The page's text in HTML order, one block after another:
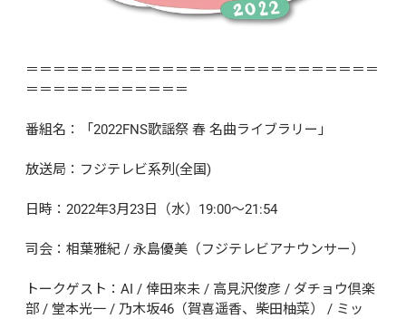
＝＝＝＝＝＝＝＝＝＝＝＝＝＝＝＝＝＝＝＝＝＝＝＝＝＝
＝＝＝＝＝＝＝＝＝＝＝＝
番組名：「2022FNS歌謡祭 春 名曲ライブラリー」
放送局：フジテレビ系列(全国)
日時：2022年3月23日（水）19:00～21:54
司会：相葉雅紀 / 永島優美（フジテレビアナウンサー）
トークゲスト：AI / 倖田來未 / 高見沢俊彦 / ダチョウ倶楽
部 / 堂本光一 / 乃木坂46（賀喜遥香、柴田柚菜） / ミッ